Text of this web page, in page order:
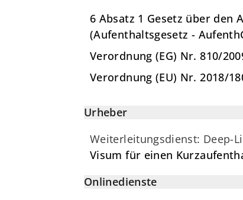
6 Absatz 1 Gesetz über
(Aufenthaltsgesetz -
Verordnung (EG) Nr. 810/
Verordnung (EU) Nr. 2018/
Urheber
Weiterleitungsdienst: Deep-
Visum für einen
Onlinedienste